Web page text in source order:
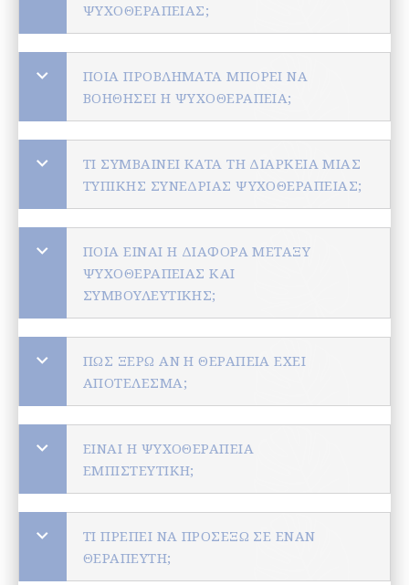
ΨΥΧΟΘΕΡΑΠΕΊΑΣ;
ΠΟΙΑ ΠΡΟΒΛΉΜΑΤΑ ΜΠΟΡΕΊ ΝΑ
ΒΟΗΘΉΣΕΙ Η ΨΥΧΟΘΕΡΑΠΕΊΑ;
ΤΙ ΣΥΜΒΑΊΝΕΙ ΚΑΤΆ ΤΗ ΔΙΆΡΚΕΙΑ ΜΙΑΣ
ΤΥΠΙΚΉΣ ΣΥΝΕΔΡΊΑΣ ΨΥΧΟΘΕΡΑΠΕΊΑΣ;
ΠΟΙΑ ΕΊΝΑΙ Η ΔΙΑΦΟΡΆ ΜΕΤΑΞΎ
ΨΥΧΟΘΕΡΑΠΕΊΑΣ ΚΑΙ
ΣΥΜΒΟΥΛΕΥΤΙΚΉΣ;
ΠΏΣ ΞΈΡΩ ΑΝ Η ΘΕΡΑΠΕΊΑ ΈΧΕΙ
ΑΠΟΤΈΛΕΣΜΑ;
ΕΊΝΑΙ Η ΨΥΧΟΘΕΡΑΠΕΊΑ
ΕΜΠΙΣΤΕΥΤΙΚΉ;
ΤΙ ΠΡΈΠΕΙ ΝΑ ΠΡΟΣΈΞΩ ΣΕ ΈΝΑΝ
ΘΕΡΑΠΕΥΤΉ;